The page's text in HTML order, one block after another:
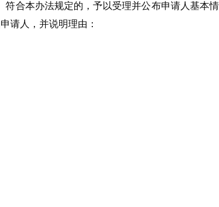
合本办法规定的，予以受理并公布申请人基本情
请人，并说明理由：